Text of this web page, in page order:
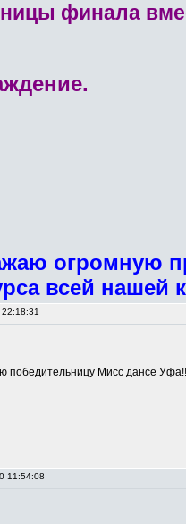
финала
огромную
всей нашей
победительницу Мисс дансе
11:54:08